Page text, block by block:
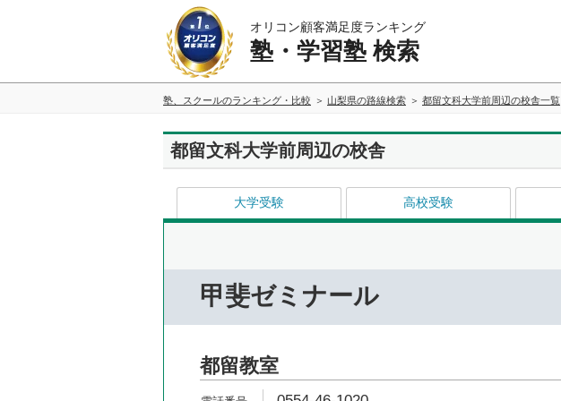
オリコン顧客満足度ランキング
塾・学習塾 検索
塾、スクールのランキング・比較 山梨県の路線検索 都留文科大学前周辺の校舎一覧
都留文科大学前周辺の校舎
大学受験 高校受験
甲斐ゼミナール
都留教室